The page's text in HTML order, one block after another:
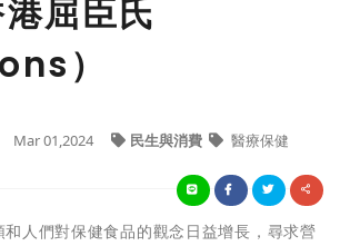
屈臣氏
）
Mar 01,2024 民生與消費 醫療保健
人們對保健食品的觀念日益增長，尋求營